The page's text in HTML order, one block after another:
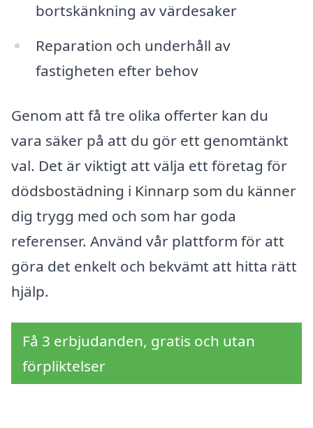
bortskänkning av värdesaker
Reparation och underhåll av
fastigheten efter behov
Genom att få tre olika offerter kan du
vara säker på att du gör ett genomtänkt
val. Det är viktigt att välja ett företag för
dödsbostädning i Kinnarp som du känner
dig trygg med och som har goda
referenser. Använd vår plattform för att
göra det enkelt och bekvämt att hitta rätt
hjälp.
Få 3 erbjudanden, gratis och utan
förpliktelser